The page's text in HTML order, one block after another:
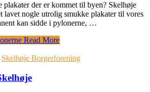
plakater der er kommet til byen? Skelhøje
lavet nogle utrolig smukke plakater til vores
kan sidde i pylonerne, …
Read More
Skelhøje Borgerforening